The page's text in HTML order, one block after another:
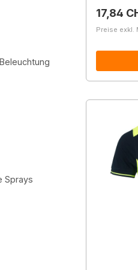
Sprays
17,84
Preise exkl.